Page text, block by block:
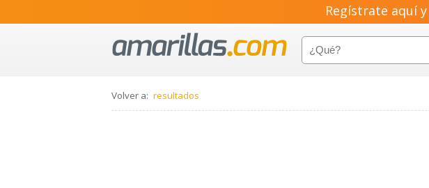
Regístrate aquí
Volver a: resultados